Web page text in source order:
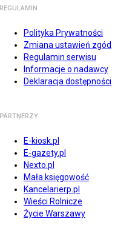
REGULAMIN
Polityka Prywatności
Zmiana ustawień zgód
Regulamin serwisu
Informacje o nadawcy
Deklaracja dostępności
PARTNERZY
E-kiosk.pl
E-gazety.pl
Nexto.pl
Mała księgowość
Kancelarierp.pl
Wieści Rolnicze
Życie Warszawy